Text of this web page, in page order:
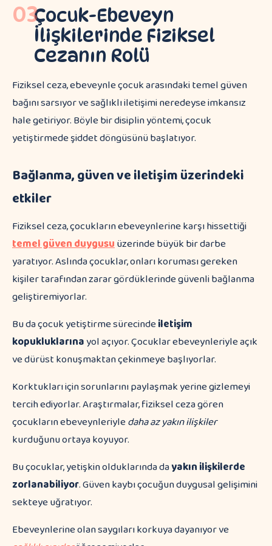
03Çocuk-Ebeveyn
İlişkilerinde Fiziksel
Cezanın Rolü
Fiziksel ceza, ebeveynle çocuk arasındaki temel güven
bağını sarsıyor ve sağlıklı iletişimi neredeyse imkansız
hale getiriyor. Böyle bir disiplin yöntemi, çocuk
yetiştirmede şiddet döngüsünü başlatıyor.
Bağlanma, güven ve iletişim üzerindeki
etkiler
Fiziksel ceza, çocukların ebeveynlerine karşı hissettiği
temel güven duygusuüzerinde büyük bir darbe
yaratıyor. Aslında çocuklar, onları koruması gereken
kişiler tarafından zarar gördüklerinde güvenli bağlanma
geliştiremiyorlar.
Bu da çocuk yetiştirme sürecindeiletişim
kopukluklarınayol açıyor. Çocuklar ebeveynleriyle açık
ve dürüst konuşmaktan çekinmeye başlıyorlar.
Korktukları için sorunlarını paylaşmak yerine gizlemeyi
tercih ediyorlar. Araştırmalar, fiziksel ceza gören
çocukların ebeveynleriyledaha az yakın ilişkiler
kurduğunu ortaya koyuyor.
Bu çocuklar, yetişkin olduklarında dayakın ilişkilerde
zorlanabiliyor. Güven kaybı çocuğun duygusal gelişimini
sekteye uğratıyor.
Ebeveynlerine olan saygıları korkuya dayanıyor ve